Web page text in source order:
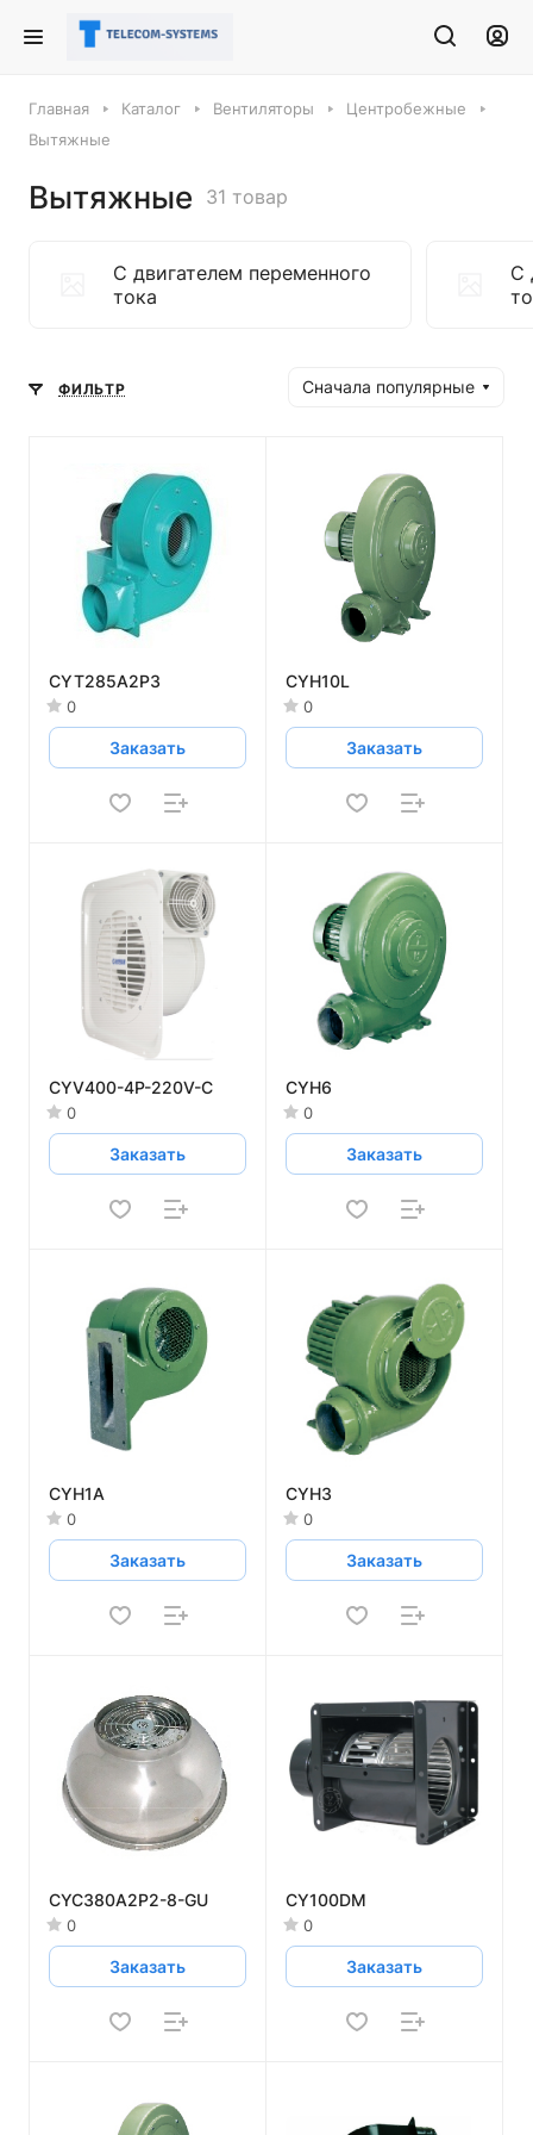
Главная Каталог Вентиляторы
Центробежные
Вытяжные
Вытяжные 31 товар
C двигателем переменного
тока
C
ФИЛЬТР Сначала популярные
CYT285A2P3
0
Заказать
CYH10L
0
Заказать
CYV400-4P-220V-C
0
Заказать
CYH6
0
Заказать
CYH1A
0
Заказать
CYH3
0
Заказать
CYC380A2P2-8-GU
0
Заказать
CY100DM
0
Заказать